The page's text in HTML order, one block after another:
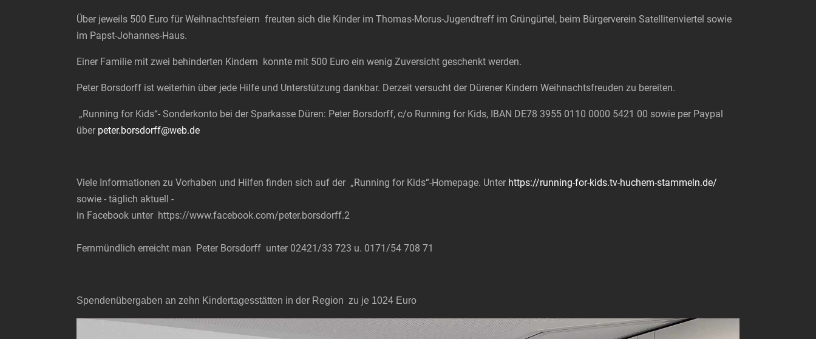
Über jeweils 500 Euro für Weihnachtsfeiern freuten sich die Kinder im Thomas-Morus-Jugendtreff im Grüngürtel, beim Bürgerverein Satellitenviertel sowie
im Papst-Johannes-Haus.
Einer Familie mit zwei behinderten Kindern konnte mit 500 Euro ein wenig Zuversicht geschenkt werden.
Peter Borsdorff ist weiterhin über jede Hilfe und Unterstützung dankbar. Derzeit versucht der Dürener Kindern Weihnachtsfreuden zu bereiten.
„Running for Kids“- Sonderkonto bei der Sparkasse Düren: Peter Borsdorff, c/o Running for Kids, IBAN DE78 3955 0110 0000 5421 00 sowie per Paypal
über peter.borsdorff@web.de
Viele Informationen zu Vorhaben und Hilfen finden sich auf der „Running for Kids“-Homepage. Unter https://running-for-kids.tv-huchem-stammeln.de/
sowie - täglich aktuell -
in Facebook unter https://www.facebook.com/peter.borsdorff.2
Fernmündlich erreicht man Peter Borsdorff unter 02421/33 723 u. 0171/54 708 71
Spendenübergaben an zehn Kindertagesstätten in der Region zu je 1024 Euro